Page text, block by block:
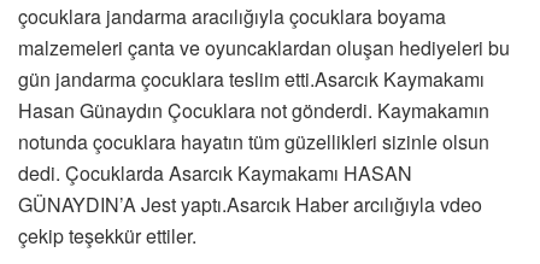
çocuklara jandarma aracılığıyla çocuklara boyama
malzemeleri çanta ve oyuncaklardan oluşan hediyeleri bu
gün jandarma çocuklara teslim etti.Asarcık Kaymakamı
Hasan Günaydın Çocuklara not gönderdi. Kaymakamın
notunda çocuklara hayatın tüm güzellikleri sizinle olsun
dedi. Çocuklarda Asarcık Kaymakamı HASAN
GÜNAYDIN’A Jest yaptı.Asarcık Haber arcılığıyla vdeo
çekip teşekkür ettiler.